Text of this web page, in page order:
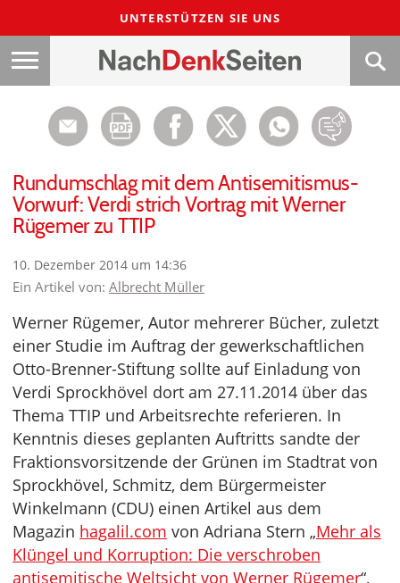
UNTERSTÜTZEN SIE UNS
Rundumschlag mit dem Antisemitismus-
Vorwurf: Verdi strich Vortrag mit Werner
Rügemer zu TTIP
10. Dezember 2014 um 14:36
Ein Artikel von: Albrecht Müller
Werner Rügemer, Autor mehrerer Bücher, zuletzt
einer Studie im Auftrag der gewerkschaftlichen
Otto-Brenner-Stiftung sollte auf Einladung von
Verdi Sprockhövel dort am 27.11.2014 über das
Thema TTIP und Arbeitsrechte referieren. In
Kenntnis dieses geplanten Auftritts sandte der
Fraktionsvorsitzende der Grünen im Stadtrat von
Sprockhövel, Schmitz, dem Bürgermeister
Winkelmann (CDU) einen Artikel aus dem
Magazin hagalil.com von Adriana Stern „Mehr als
Klüngel und Korruption: Die verschroben
antisemitische Weltsicht von Werner Rügemer“,